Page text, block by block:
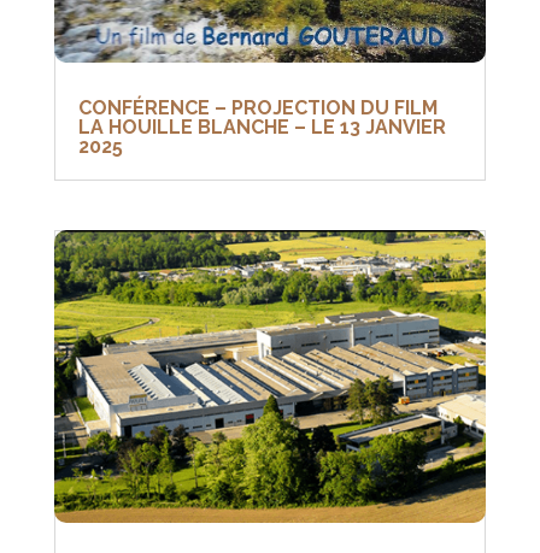
CONFÉRENCE – PROJECTION DU FILM
LA HOUILLE BLANCHE – LE 13 JANVIER
2025